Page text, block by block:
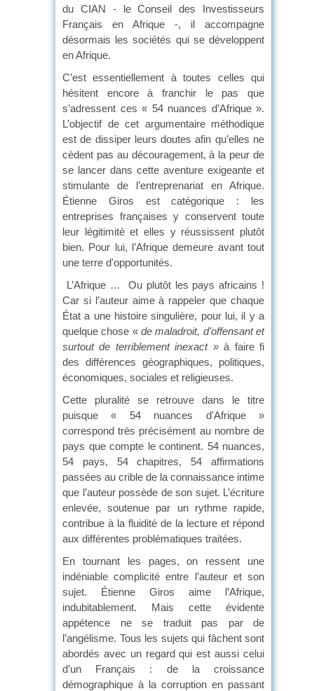
du CIAN - le Conseil des Investisseurs
Français en Afrique -, il accompagne
désormais les sociétés qui se développent
en Afrique.
C’est essentiellement à toutes celles qui
hésitent encore à franchir le pas que
s’adressent ces « 54 nuances d’Afrique ».
L’objectif de cet argumentaire méthodique
est de dissiper leurs doutes afin qu’elles ne
cèdent pas au découragement, à la peur de
se lancer dans cette aventure exigeante et
stimulante de l’entreprenariat en Afrique.
Étienne Giros est catégorique : les
entreprises françaises y conservent toute
leur légitimité et elles y réussissent plutôt
bien. Pour lui, l’Afrique demeure avant tout
une terre d'opportunités.
L’Afrique … Ou plutôt les pays africains !
Car si l’auteur aime à rappeler que chaque
État a une histoire singulière, pour lui, il y a
quelque chose « de maladroit, d’offensant et
surtout de terriblement inexact »à faire fi
des différences géographiques, politiques,
économiques, sociales et religieuses.
Cette pluralité se retrouve dans le titre
puisque « 54 nuances d'Afrique »
correspond très précisément au nombre de
pays que compte le continent. 54 nuances,
54 pays, 54 chapitres, 54 affirmations
passées au crible de la connaissance intime
que l’auteur possède de son sujet. L’écriture
enlevée, soutenue par un rythme rapide,
contribue à la fluidité de la lecture et répond
aux différentes problématiques traitées.
En tournant les pages, on ressent une
indéniable complicité entre l’auteur et son
sujet. Étienne Giros aime l’Afrique,
indubitablement. Mais cette évidente
appétence ne se traduit pas par de
l’angélisme. Tous les sujets qui fâchent sont
abordés avec un regard qui est aussi celui
d’un Français : de la croissance
démographique à la corruption en passant